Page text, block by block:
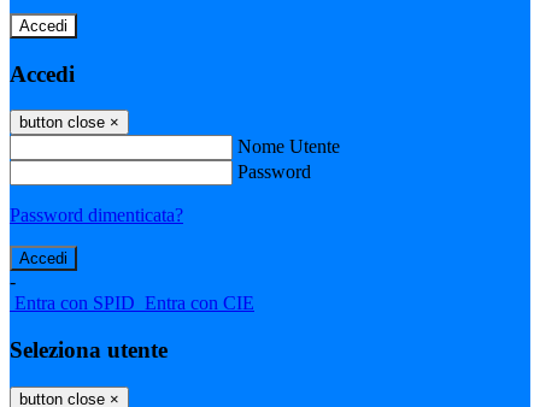
Accedi
Accedi
button close ×
Nome Utente
Password
Password dimenticata?
-
Entra con SPID Entra con CIE
Seleziona utente
button close ×